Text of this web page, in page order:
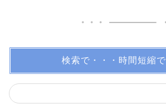
検索で・・・時間短縮で
アイデ
ト